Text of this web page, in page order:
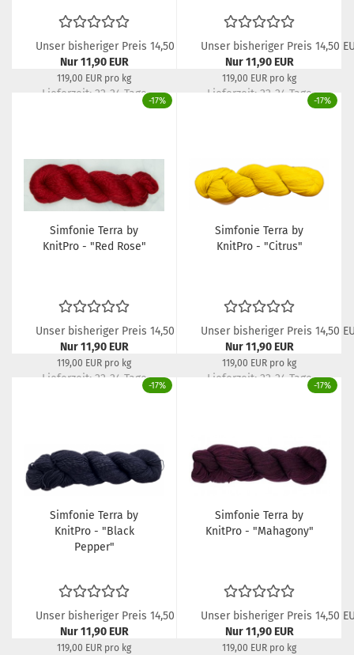
Unser bisheriger Preis 14,50 EUR
Nur 11,90 EUR
119,00 EUR pro kg
Lieferzeit: 22-24 Tage
Unser bisheriger Preis 14,50
Nur 11,90 EUR
119,00 EUR pro kg
Lieferzeit: 22-24 Tage
-17%
Simfonie Terra by
KnitPro - "Red Rose"
Unser bisheriger Preis 14,50 EUR
Nur 11,90 EUR
119,00 EUR pro kg
Lieferzeit: 22-24 Tage
-17%
Simfonie Terra by
KnitPro - "Citrus"
Unser bisheriger Preis 14,50
Nur 11,90 EUR
119,00 EUR pro kg
Lieferzeit: 22-24 Tage
-17%
Simfonie Terra by
KnitPro - "Black
Pepper"
Unser bisheriger Preis 14,50 EUR
Nur 11,90 EUR
119,00 EUR pro kg
-17%
Simfonie Terra by
KnitPro - "Mahagony"
Unser bisheriger Preis 14,50
Nur 11,90 EUR
119,00 EUR pro kg